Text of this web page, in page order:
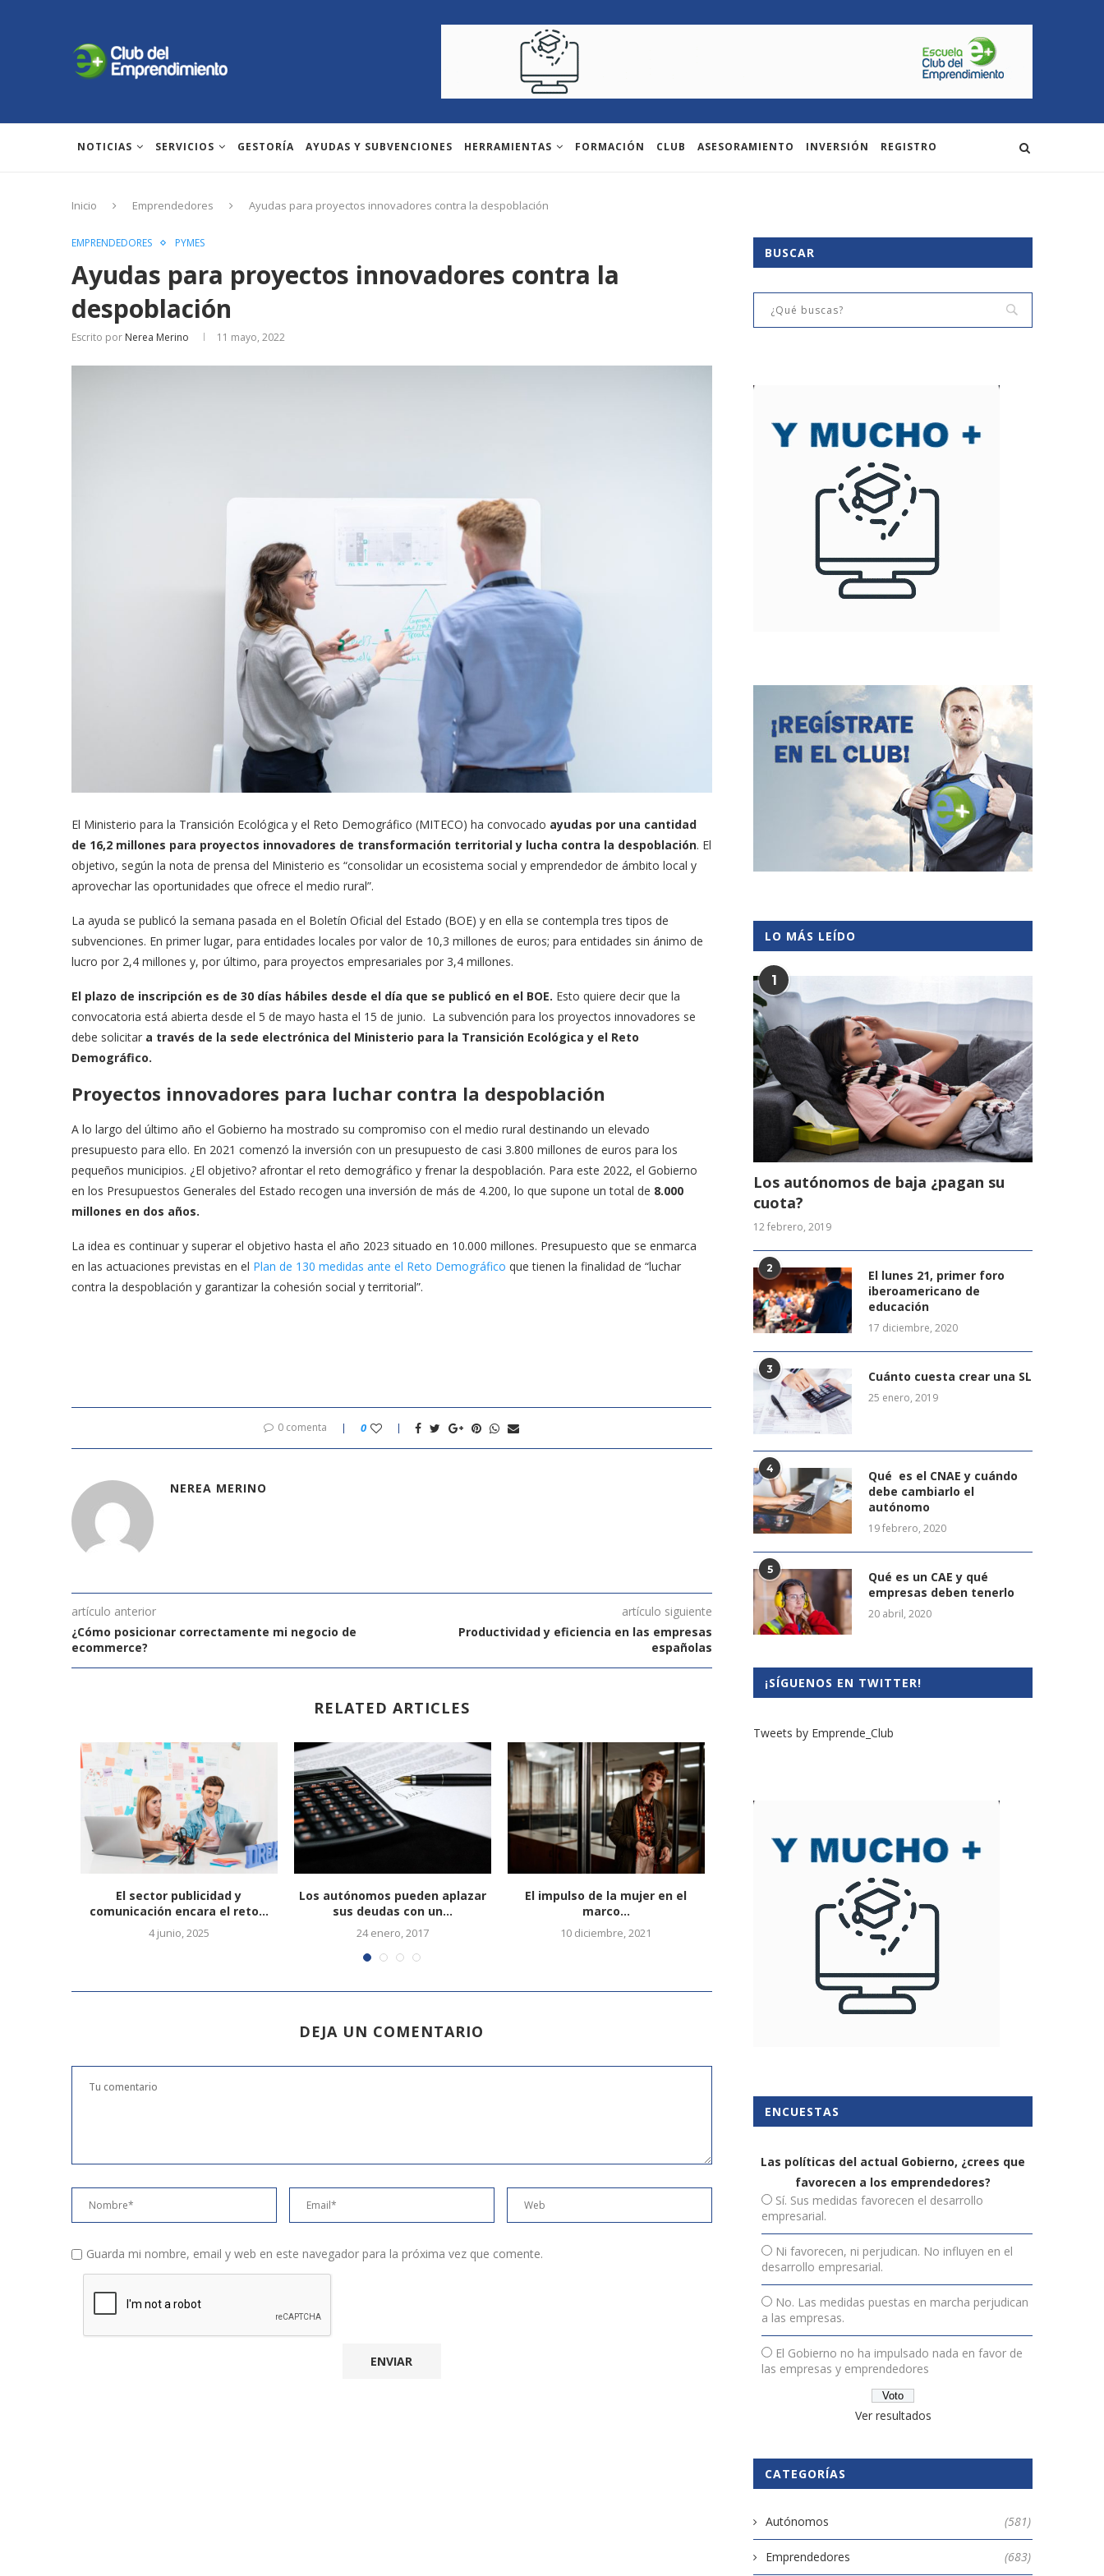
NOTICIAS SERVICIOS GESTORÍA AYUDAS Y SUBVENCIONES HERRAMIENTAS FORMACIÓN CLUB ASESORAMIENTO INVERSIÓN REGISTRO
Inicio Emprendedores Ayudas para proyectos innovadores contra la despoblación
EMPRENDEDORES PYMES
Ayudas para proyectos innovadores contra la
despoblación
Escrito por Nerea Merino 11 mayo, 2022
El Ministerio para la Transición Ecológica y el Reto Demográfico (MITECO) ha convocado ayudas por una cantidad
de 16,2 millones para proyectos innovadores de transformación territorial y lucha contra la despoblación. El
objetivo, según la nota de prensa del Ministerio es “consolidar un ecosistema social y emprendedor de ámbito local y
aprovechar las oportunidades que ofrece el medio rural”.
La ayuda se publicó la semana pasada en el Boletín Oficial del Estado (BOE) y en ella se contempla tres tipos de
subvenciones. En primer lugar, para entidades locales por valor de 10,3 millones de euros; para entidades sin ánimo de
lucro por 2,4 millones y, por último, para proyectos empresariales por 3,4 millones.
El plazo de inscripción es de 30 días hábiles desde el día que se publicó en el BOE. Esto quiere decir que la
convocatoria está abierta desde el 5 de mayo hasta el 15 de junio. La subvención para los proyectos innovadores se
debe solicitar a través de la sede electrónica del Ministerio para la Transición Ecológica y el Reto
Demográfico.
Proyectos innovadores para luchar contra la despoblación
A lo largo del último año el Gobierno ha mostrado su compromiso con el medio rural destinando un elevado
presupuesto para ello. En 2021 comenzó la inversión con un presupuesto de casi 3.800 millones de euros para los
pequeños municipios. ¿El objetivo? afrontar el reto demográfico y frenar la despoblación. Para este 2022, el Gobierno
en los Presupuestos Generales del Estado recogen una inversión de más de 4.200, lo que supone un total de 8.000
millones en dos años.
La idea es continuar y superar el objetivo hasta el año 2023 situado en 10.000 millones. Presupuesto que se enmarca
en las actuaciones previstas en el Plan de 130 medidas ante el Reto Demográfico que tienen la finalidad de “luchar
contra la despoblación y garantizar la cohesión social y territorial”.
0 comenta 0
NEREA MERINO
artículo anterior
¿Cómo posicionar correctamente mi negocio de
ecommerce?
artículo siguiente
Productividad y eficiencia en las empresas
españolas
RELATED ARTICLES
El sector publicidad y
comunicación encara el reto...
4 junio, 2025
Los autónomos pueden aplazar
sus deudas con un...
24 enero, 2017
El impulso de la mujer en el
marco...
10 diciembre, 2021
Los comercios pueden mejorar la
experiencia del cliente...
14 julio, 2023
DEJA UN COMENTARIO
Guarda mi nombre, email y web en este navegador para la próxima vez que comente.
BUSCAR
LO MÁS LEÍDO
1
Los autónomos de baja ¿pagan su
cuota?
12 febrero, 2019
2
El lunes 21, primer foro
iberoamericano de
educación
17 diciembre, 2020
3 Cuánto cuesta crear una SL
25 enero, 2019
4
Qué es el CNAE y cuándo
debe cambiarlo el
autónomo
19 febrero, 2020
5
Qué es un CAE y qué
empresas deben tenerlo
20 abril, 2020
¡SÍGUENOS EN TWITTER!
Tweets by Emprende_Club
ENCUESTAS
Las políticas del actual Gobierno, ¿crees que
favorecen a los emprendedores?
Sí. Sus medidas favorecen el desarrollo
empresarial.
Ni favorecen, ni perjudican. No influyen en el
desarrollo empresarial.
No. Las medidas puestas en marcha perjudican
a las empresas.
El Gobierno no ha impulsado nada en favor de
las empresas y emprendedores
Ver resultados
CATEGORÍAS
Autónomos (581)
Emprendedores (683)